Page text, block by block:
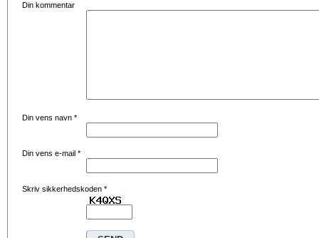
Din kommentar
Din vens navn *
Din vens e-mail *
Skriv sikkerhedskoden *